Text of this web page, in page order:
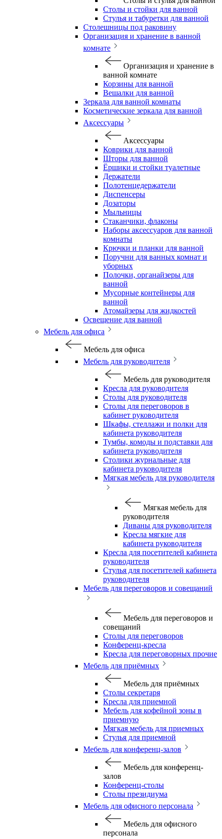
Столы и стойки для ванной
Стулья и табуретки для ванной
Столешницы под раковину
Организация и хранение в ванной
комнате
Организация и хранение в
ванной комнате
Корзины для ванной
Вешалки для ванной
Зеркала для ванной комнаты
Косметические зеркала для ванной
Аксессуары
Аксессуары
Коврики для ванной
Шторы для ванной
Ёршики и стойки туалетные
Держатели
Полотенцедержатели
Диспенсеры
Дозаторы
Мыльницы
Стаканчики, флаконы
Наборы аксессуаров для ванной
комнаты
Крючки и планки для ванной
Поручни для ванных комнат и
уборных
Полочки, органайзеры для
ванной
Мусорные контейнеры для
ванной
Атомайзеры для жидкостей
Освещение для ванной
Мебель для офиса
Мебель для офиса
Мебель для руководителя
Мебель для руководителя
Кресла для руководителя
Столы для руководителя
Столы для переговоров в
кабинет руководителя
Шкафы, стеллажи и полки для
кабинета руководителя
Тумбы, комоды и подставки для
кабинета руководителя
Столики журнальные для
кабинета руководителя
Мягкая мебель для руководителя
Мягкая мебель для
руководителя
Диваны для руководителя
Кресла мягкие для
кабинета руководителя
Кресла для посетителей кабинета
руководителя
Стулья для посетителей кабинета
руководителя
Мебель для переговоров и совещаний
Мебель для переговоров и
совещаний
Столы для переговоров
Конференц-кресла
Кресла для переговорных прочие
Мебель для приёмных
Мебель для приёмных
Столы секретаря
Кресла для приемной
Мебель для кофейной зоны в
приемную
Мягкая мебель для приемных
Стулья для приемной
Мебель для конференц-залов
Мебель для конференц-
залов
Конференц-столы
Столы президиума
Мебель для офисного персонала
Мебель для офисного
персонала